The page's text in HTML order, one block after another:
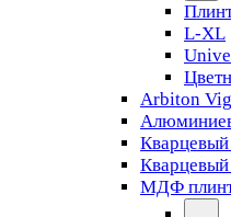
L-XL
Arbiton
Кварцевый
МДФ